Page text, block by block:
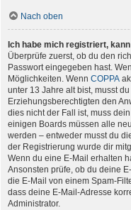
Nach oben
Ich habe mich registriert,
Überprüfe zuerst, ob du den
Passwort eingegeben hast.
Möglichkeiten. Wenn COPPA
unter 13 Jahre alt bist, musst
Erziehungsberechtigten den
dies nicht der Fall ist, muss
einigen Boards müssen alle
werden – entweder musst du
der Registrierung wurde dir
Wenn du eine E-Mail erhalten
Ansonsten prüfe, ob du deine
die E-Mail von einem Spam-
dass deine E-Mail-Adresse
Administrator.